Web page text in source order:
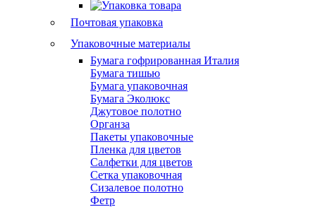
Почтовая упаковка
Упаковочные материалы
Бумага гофрированная Италия
Бумага тишью
Бумага упаковочная
Бумага Эколюкс
Джутовое полотно
Органза
Пакеты упаковочные
Пленка для цветов
Салфетки для цветов
Сетка упаковочная
Сизалевое полотно
Фетр